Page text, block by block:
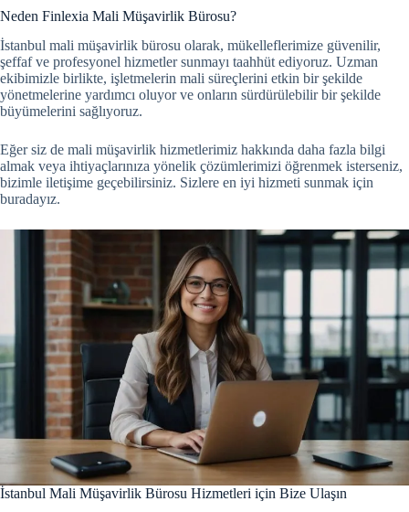
Neden Finlexia Mali Müşavirlik Bürosu?
İstanbul mali müşavirlik bürosu olarak, mükelleflerimize güvenilir,
şeffaf ve profesyonel hizmetler sunmayı taahhüt ediyoruz. Uzman
ekibimizle birlikte, işletmelerin mali süreçlerini etkin bir şekilde
yönetmelerine yardımcı oluyor ve onların sürdürülebilir bir şekilde
büyümelerini sağlıyoruz.
Eğer siz de mali müşavirlik hizmetlerimiz hakkında daha fazla bilgi
almak veya ihtiyaçlarınıza yönelik çözümlerimizi öğrenmek isterseniz,
bizimle iletişime geçebilirsiniz. Sizlere en iyi hizmeti sunmak için
buradayız.
İstanbul Mali Müşavirlik Bürosu Hizmetleri için Bize Ulaşın